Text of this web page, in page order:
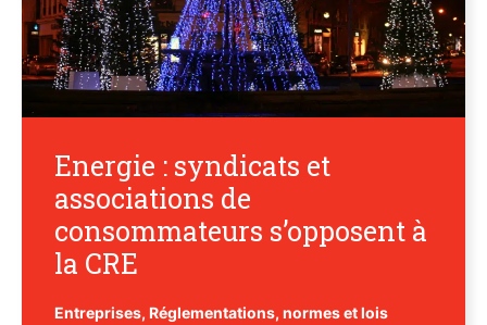
Energie : syndicats et
associations de
consommateurs s’opposent à
la CRE
Entreprises, Réglementations, normes et lois